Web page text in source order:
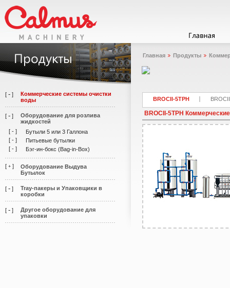
[ - ]
Коммерческие системы очистки
воды
[ - ]
Оборудование для розлива
жидкостей
[ - ]
Бутыли 5 или 3 Галлона
[ - ]
Питьевые бутылки
[ - ] Бэг-ин-бокс (Bag-in-Box)
[ + ]
Оборудование Выдува
Бутылок
[ - ]
Tray-пакеры и Упаковщики в
коробки
[ - ]
Другое оборудование для
упаковки
Главная Продукты
BROCII-5TPH
BROCII-5TPH